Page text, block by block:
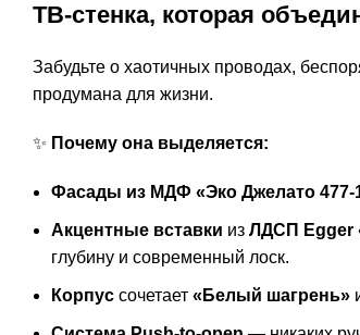
ТВ-стенка, которая
Забудьте о хаотичных проводах,
продумана для жизни.
✨ Почему она выделяется:
Фасады из МДФ «Эко Джелато 477-
Акцентные вставки из ЛДСП Egger
глубину и современный лоск.
Корпус сочетает «Белый шагрень»